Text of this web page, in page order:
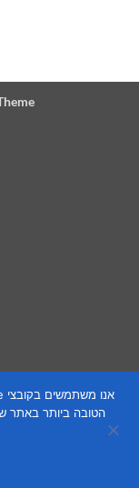
הטובה ביותר באתר